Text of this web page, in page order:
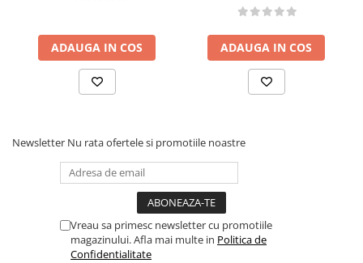
ADAUGA IN COS ADAUGA IN COS
Newsletter Nu rata ofertele si promotiile noastre
Vreau sa primesc newsletter cu promotiile
magazinului. Afla mai multe in Politica de
Confidentialitate